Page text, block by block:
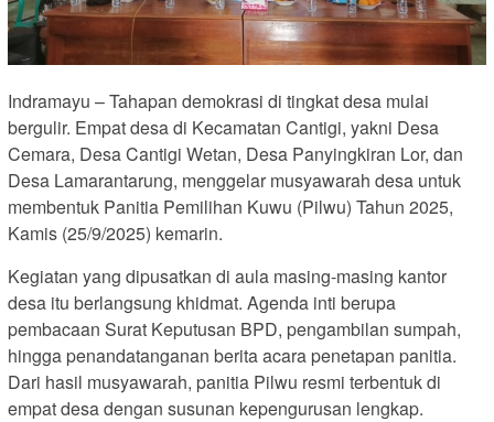
Indramayu – Tahapan demokrasi di tingkat desa mulai
bergulir. Empat desa di Kecamatan Cantigi, yakni Desa
Cemara, Desa Cantigi Wetan, Desa Panyingkiran Lor, dan
Desa Lamarantarung, menggelar musyawarah desa untuk
membentuk Panitia Pemilihan Kuwu (Pilwu) Tahun 2025,
Kamis (25/9/2025) kemarin.
Kegiatan yang dipusatkan di aula masing-masing kantor
desa itu berlangsung khidmat. Agenda inti berupa
pembacaan Surat Keputusan BPD, pengambilan sumpah,
hingga penandatanganan berita acara penetapan panitia.
Dari hasil musyawarah, panitia Pilwu resmi terbentuk di
empat desa dengan susunan kepengurusan lengkap.